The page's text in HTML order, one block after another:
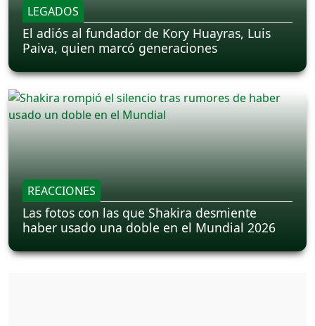
LEGADOS
El adiós al fundador de Kory Huayras, Luis
Paiva, quien marcó generaciones
REACCIONES
Las fotos con las que Shakira desmiente
haber usado una doble en el Mundial 2026